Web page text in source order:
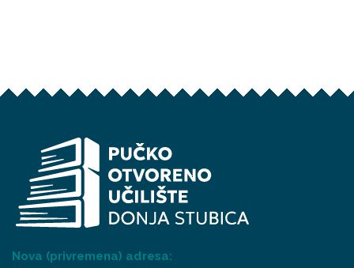
Nova (privremena) adresa: